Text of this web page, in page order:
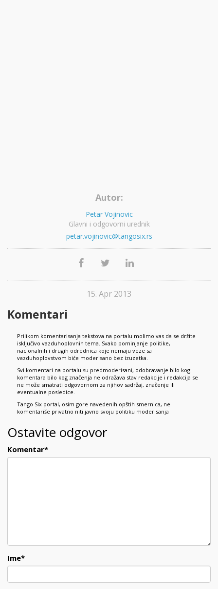
Autor:
Petar Vojinovic
Glavni i odgovorni urednik
petar.vojinovic@tangosix.rs
15. Apr 2013
Komentari
Prilikom komentarisanja tekstova na portalu molimo vas da se držite
isključivo vazduhoplovnih tema. Svako pominjanje politike,
nacionalnih i drugih odrednica koje nemaju veze sa
vazduhoplovstvom biće moderisano bez izuzetka.
Svi komentari na portalu su predmoderisani, odobravanje bilo kog
komentara bilo kog značenja ne odražava stav redakcije i redakcija se
ne može smatrati odgovornom za njihov sadržaj, značenje ili
eventualne posledice.
Tango Six portal, osim gore navedenih opštih smernica, ne
komentariše privatno niti javno svoju politiku moderisanja
Ostavite odgovor
Komentar*
Ime*